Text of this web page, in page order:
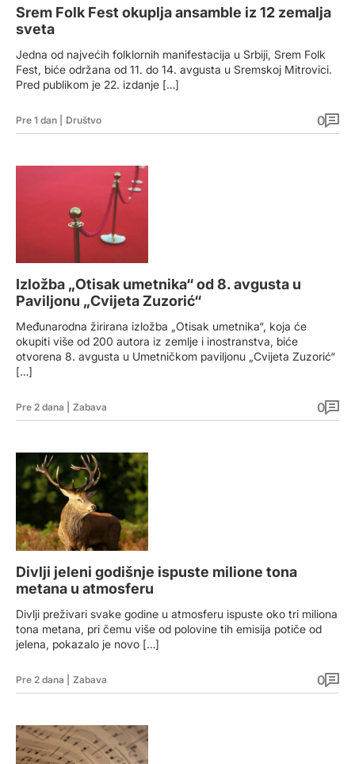
Srem Folk Fest okuplja ansamble iz 12 zemalja
sveta
Jedna od najvećih folklornih manifestacija u Srbiji, Srem Folk
Fest, biće održana od 11. do 14. avgusta u Sremskoj Mitrovici.
Pred publikom je 22. izdanje […]
Pre 1 dan Društvo 0
Izložba „Otisak umetnika“ od 8. avgusta u
Paviljonu „Cvijeta Zuzorić“
Međunarodna žirirana izložba „Otisak umetnika“, koja će
okupiti više od 200 autora iz zemlje i inostranstva, biće
otvorena 8. avgusta u Umetničkom paviljonu „Cvijeta Zuzorić“
[…]
Pre 2 dana Zabava 0
Divlji jeleni godišnje ispuste milione tona
metana u atmosferu
Divlji preživari svake godine u atmosferu ispuste oko tri miliona
tona metana, pri čemu više od polovine tih emisija potiče od
jelena, pokazalo je novo […]
Pre 2 dana Zabava 0